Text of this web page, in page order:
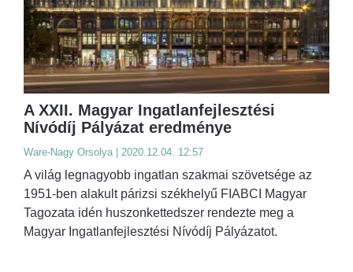
A XXII. Magyar Ingatlanfejlesztési
Nívódíj Pályázat eredménye
Ware-Nagy Orsolya | 2020.12.04. 12:57
A világ legnagyobb ingatlan szakmai szövetsége az
1951-ben alakult párizsi székhelyű FIABCI Magyar
Tagozata idén huszonkettedszer rendezte meg a
Magyar Ingatlanfejlesztési Nívódíj Pályázatot.